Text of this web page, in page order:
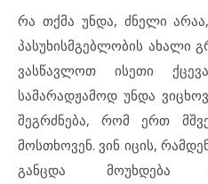
რა თქმა უნდა, ძნელი
პასუხისმგებლობის ახალი
ვასწავლოთ ისეთი
სამარადჟამოდ უნდა
შეგრძნება, რომ ერთ
მოსთხოვენ. ვინ იცის,
განცდა მოუხდება